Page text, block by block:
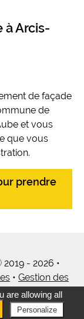
à Arcis-
de façade
de
et vous
que vous
prendre
- 2026 •
• Gestion des
are allowing all
Personalize